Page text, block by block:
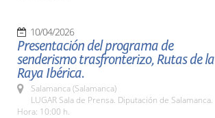
10/04/2026
Presentación del programa de
senderismo trasfronterizo, Rutas de la
Raya Ibérica.
Salamanca (Salamanca)
LUGAR Sala de Prensa. Diputación de Salamanca.
Hora: 10:00 h.